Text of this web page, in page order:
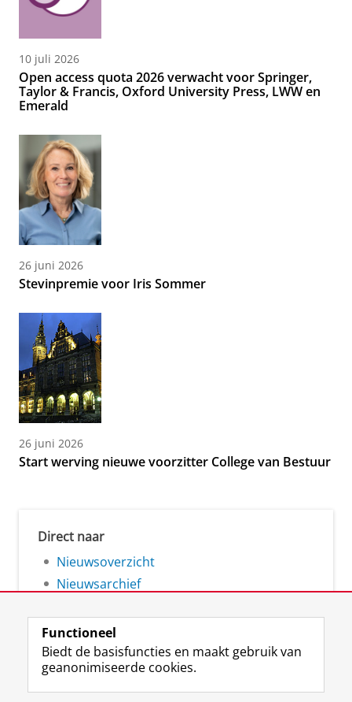
10 juli 2026
Open access quota 2026 verwacht voor Springer,
Taylor & Francis, Oxford University Press, LWW en
Emerald
26 juni 2026
Stevinpremie voor Iris Sommer
26 juni 2026
Start werving nieuwe voorzitter College van Bestuur
Direct naar
Nieuwsoverzicht
Nieuwsarchief
Volg de RUG
F
L
R I
Y
Functioneel
Biedt de basisfuncties en maakt gebruik van
geanonimiseerde cookies.